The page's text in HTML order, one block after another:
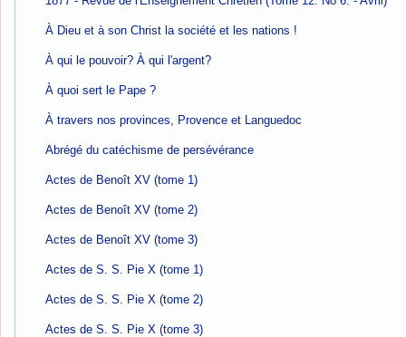
À Dieu et à son Christ la société et les nations !
À qui le pouvoir? À qui l'argent?
À quoi sert le Pape ?
À travers nos provinces, Provence et Languedoc
Abrégé du catéchisme de persévérance
Actes de Benoît XV (tome 1)
Actes de Benoît XV (tome 2)
Actes de Benoît XV (tome 3)
Actes de S. S. Pie X (tome 1)
Actes de S. S. Pie X (tome 2)
Actes de S. S. Pie X (tome 3)